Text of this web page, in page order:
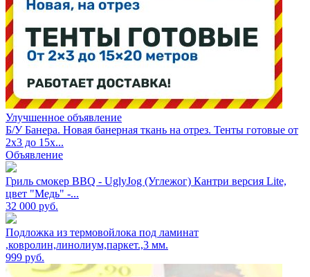
Улучшенное объявление
Б/У Банера. Новая банерная ткань на отрез. Тенты готовые от
2х3 до 15х...
Объявление
Гриль смокер BBQ - UglyJog (Углежог) Кантри версия Lite,
цвет "Медь" -...
32 000 руб.
Подложка из термовойлока под ламинат
,ковролин,линолиум,паркет.,3 мм.
999 руб.